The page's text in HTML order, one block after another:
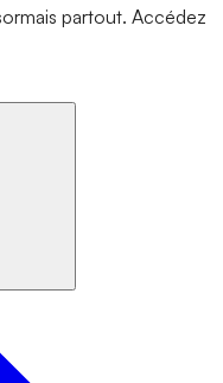
partout. Accédez